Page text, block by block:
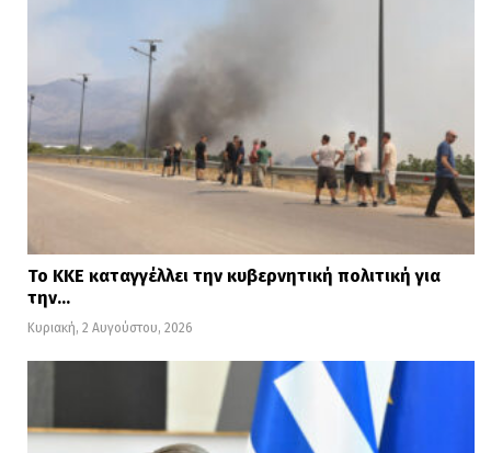
Το ΚΚΕ καταγγέλλει την κυβερνητική πολιτική για
την…
Κυριακή, 2 Αυγούστου, 2026